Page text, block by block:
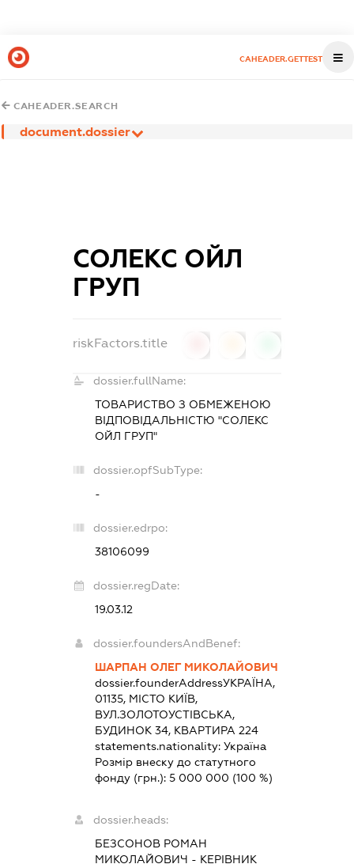
CAHEADER.GETTEST
CAHEADER.SEARCH
document.dossier
СОЛЕКС ОЙЛ
ГРУП
riskFactors.title
dossier.fullName:
ТОВАРИСТВО З ОБМЕЖЕНОЮ
ВІДПОВІДАЛЬНІСТЮ "СОЛЕКС
ОЙЛ ГРУП"
dossier.opfSubType:
-
dossier.edrpo:
38106099
dossier.regDate:
19.03.12
dossier.foundersAndBenef:
ШАРПАН ОЛЕГ МИКОЛАЙОВИЧ
dossier.founderAddressУКРАЇНА,
01135, МІСТО КИЇВ,
ВУЛ.ЗОЛОТОУСТІВСЬКА,
БУДИНОК 34, КВАРТИРА 224
statements.nationality: Україна
Розмір внеску до статутного
фонду (грн.): 5 000 000 (100 %)
dossier.heads:
БЕЗСОНОВ РОМАН
МИКОЛАЙОВИЧ - КЕРІВНИК